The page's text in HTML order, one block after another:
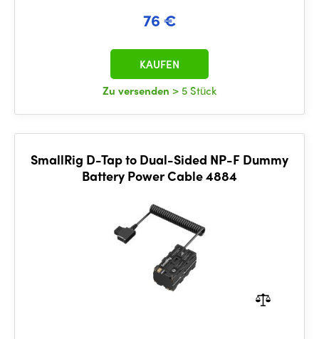
76 €
Zu versenden > 5 Stück
KAUFEN
SmallRig D-Tap to Dual-Sided NP-F Dummy
Battery Power Cable 4884